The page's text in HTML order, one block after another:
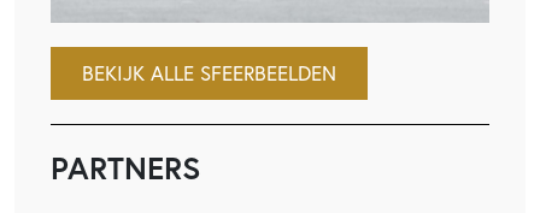
BEKIJK ALLE SFEERBEELDEN
PARTNERS